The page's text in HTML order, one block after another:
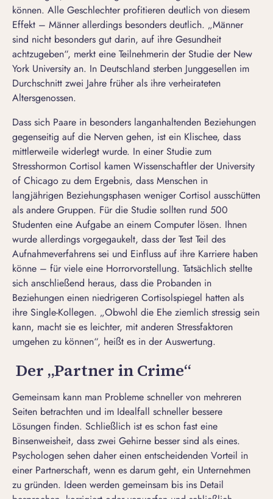
können. Alle Geschlechter profitieren deutlich von diesem
Effekt – Männer allerdings besonders deutlich. „Männer
sind nicht besonders gut darin, auf ihre Gesundheit
achtzugeben“, merkt eine Teilnehmerin der Studie der New
York University an. In Deutschland sterben Junggesellen im
Durchschnitt zwei Jahre früher als ihre verheirateten
Altersgenossen.
Dass sich Paare in besonders langanhaltenden Beziehungen
gegenseitig auf die Nerven gehen, ist ein Klischee, dass
mittlerweile widerlegt wurde. In einer Studie zum
Stresshormon Cortisol kamen Wissenschaftler der University
of Chicago zu dem Ergebnis, dass Menschen in
langjährigen Beziehungsphasen weniger Cortisol ausschütten
als andere Gruppen. Für die Studie sollten rund 500
Studenten eine Aufgabe an einem Computer lösen. Ihnen
wurde allerdings vorgegaukelt, dass der Test Teil des
Aufnahmeverfahrens sei und Einfluss auf ihre Karriere haben
könne – für viele eine Horrorvorstellung. Tatsächlich stellte
sich anschließend heraus, dass die Probanden in
Beziehungen einen niedrigeren Cortisolspiegel hatten als
ihre Single-Kollegen. „Obwohl die Ehe ziemlich stressig sein
kann, macht sie es leichter, mit anderen Stressfaktoren
umgehen zu können“, heißt es in der Auswertung.
Der „Partner in Crime“
Gemeinsam kann man Probleme schneller von mehreren
Seiten betrachten und im Idealfall schneller bessere
Lösungen finden. Schließlich ist es schon fast eine
Binsenweisheit, dass zwei Gehirne besser sind als eines.
Psychologen sehen daher einen entscheidenden Vorteil in
einer Partnerschaft, wenn es darum geht, ein Unternehmen
zu gründen. Ideen werden gemeinsam bis ins Detail